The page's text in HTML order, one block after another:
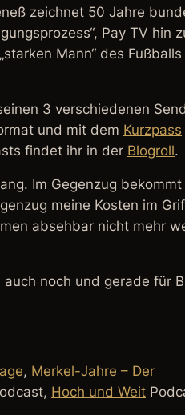
zeichnet 50 Jahre
Pay TV hin
Mann“ des
3 verschiedenen
und mit dem Kurzpass
findet ihr in der Blogroll.
Im Gegenzug
meine Kosten im
absehbar nicht mehr
auch noch und gerade für
, Merkel-Jahre – Der
Hoch und Weit